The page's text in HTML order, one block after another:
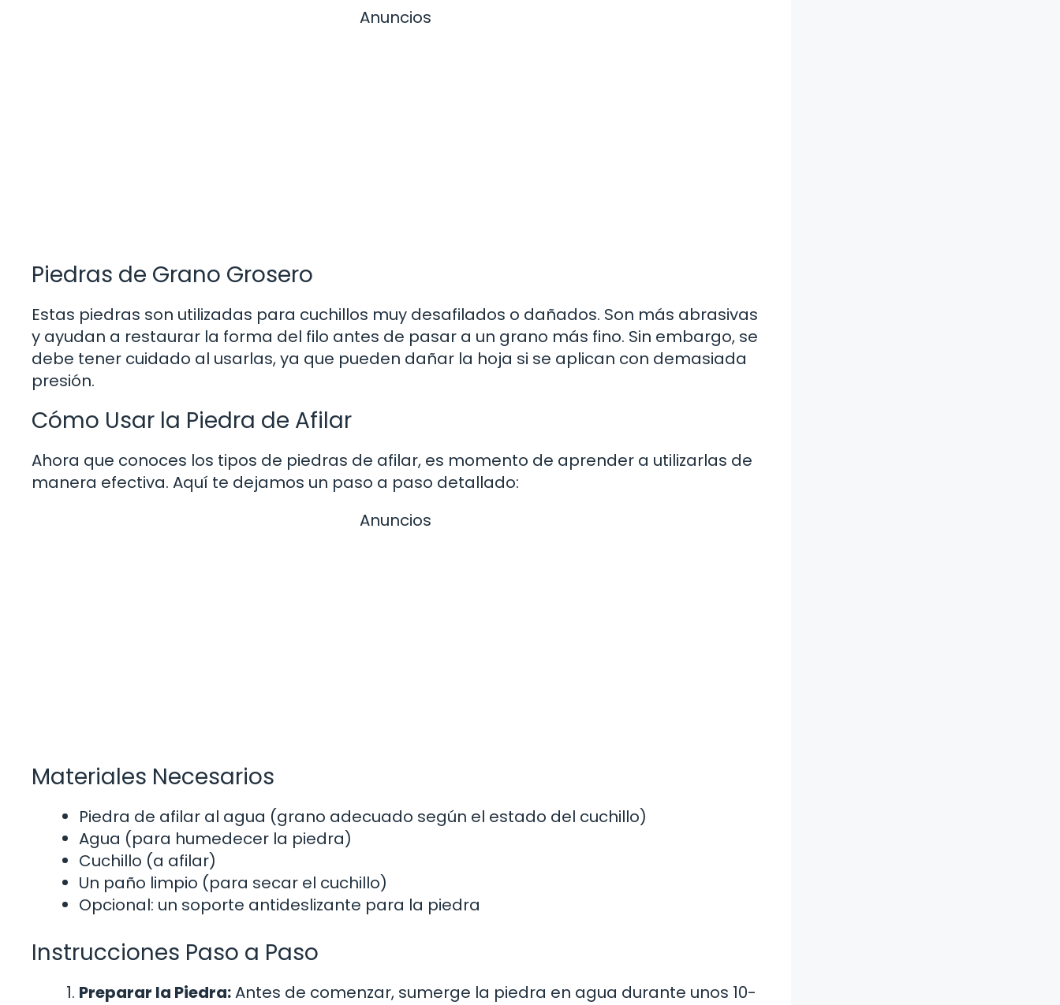
Anuncios
Piedras de Grano Grosero
Estas piedras son utilizadas para cuchillos muy desafilados o dañados. Son más abrasivas
y ayudan a restaurar la forma del filo antes de pasar a un grano más fino. Sin embargo, se
debe tener cuidado al usarlas, ya que pueden dañar la hoja si se aplican con demasiada
presión.
Cómo Usar la Piedra de Afilar
Ahora que conoces los tipos de piedras de afilar, es momento de aprender a utilizarlas de
manera efectiva. Aquí te dejamos un paso a paso detallado:
Anuncios
Materiales Necesarios
Piedra de afilar al agua (grano adecuado según el estado del cuchillo)
Agua (para humedecer la piedra)
Cuchillo (a afilar)
Un paño limpio (para secar el cuchillo)
Opcional: un soporte antideslizante para la piedra
Instrucciones Paso a Paso
Preparar la Piedra:Antes de comenzar, sumerge la piedra en agua durante unos 10-